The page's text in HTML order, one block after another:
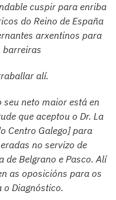
cuspir para enriba
do Reino de España
arxentinos para
barreiras
alí.
seu neto maior está en
que aceptou o Dr. La
Centro Galego] para
no servizo de
Belgrano e Pasco. Alí
as oposicións para os
o Diagnóstico.